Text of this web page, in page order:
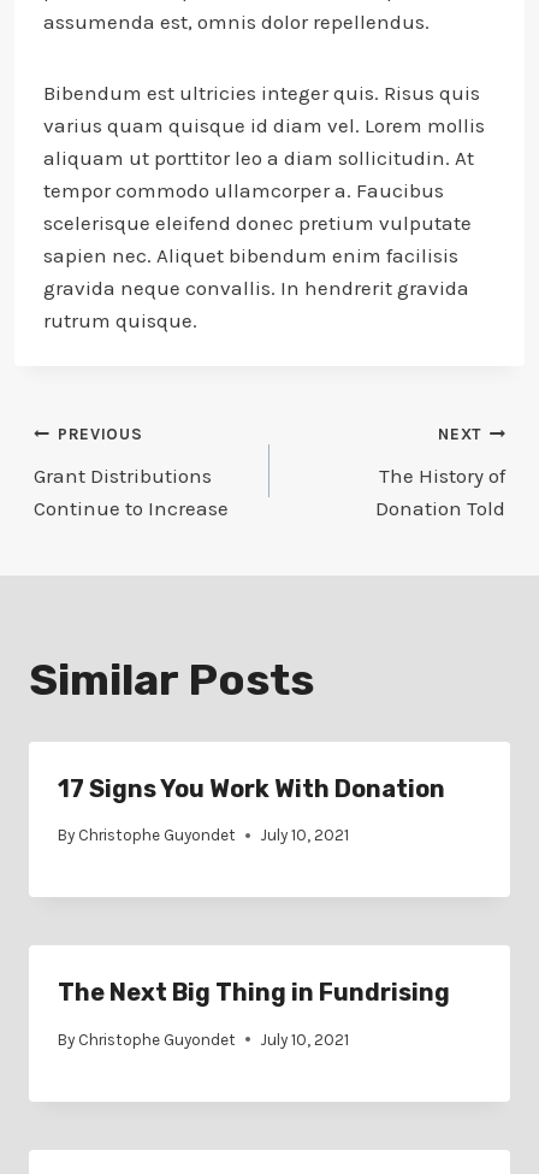
assumenda est, omnis dolor repellendus.
Bibendum est ultricies integer quis. Risus quis
varius quam quisque id diam vel. Lorem mollis
aliquam ut porttitor leo a diam sollicitudin. At
tempor commodo ullamcorper a. Faucibus
scelerisque eleifend donec pretium vulputate
sapien nec. Aliquet bibendum enim facilisis
gravida neque convallis. In hendrerit gravida
rutrum quisque.
Post
navigation
PREVIOUS
Grant Distributions
Continue to Increase
NEXT
The History of
Donation Told
Similar Posts
17 Signs You Work With Donation
By Christophe Guyondet July 10, 2021
The Next Big Thing in Fundrising
By Christophe Guyondet July 10, 2021